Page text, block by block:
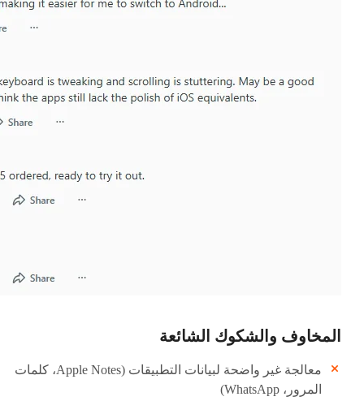
المخاوف والشكوك الشائعة
معالجة غير واضحة لبيانات التطبيقات (Apple Notes، كلمات
المرور، WhatsApp)